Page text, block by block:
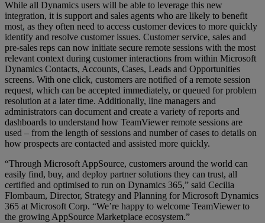
While all Dynamics users will be able to leverage this new
integration, it is support and sales agents who are likely to benefit
most, as they often need to access customer devices to more quickly
identify and resolve customer issues. Customer service, sales and
pre-sales reps can now initiate secure remote sessions with the most
relevant context during customer interactions from within Microsoft
Dynamics Contacts, Accounts, Cases, Leads and Opportunities
screens. With one click, customers are notified of a remote session
request, which can be accepted immediately, or queued for problem
resolution at a later time. Additionally, line managers and
administrators can document and create a variety of reports and
dashboards to understand how TeamViewer remote sessions are
used – from the length of sessions and number of cases to details on
how prospects are contacted and assisted more quickly.
“Through Microsoft AppSource, customers around the world can
easily find, buy, and deploy partner solutions they can trust, all
certified and optimised to run on Dynamics 365,” said Cecilia
Flombaum, Director, Strategy and Planning for Microsoft Dynamics
365 at Microsoft Corp. “We’re happy to welcome TeamViewer to
the growing AppSource Marketplace ecosystem.”